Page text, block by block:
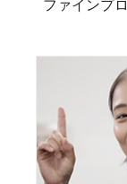
ファインプ